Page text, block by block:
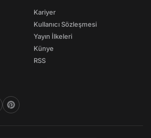
Kariyer
Kullanıcı Sözleşmesi
Yayın İlkeleri
Künye
RSS